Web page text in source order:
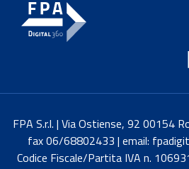
FPA S.r.l. | Via Ostiense, 92 00154
fax 06/68802433 | email:
Codice Fiscale/Partita IVA n.